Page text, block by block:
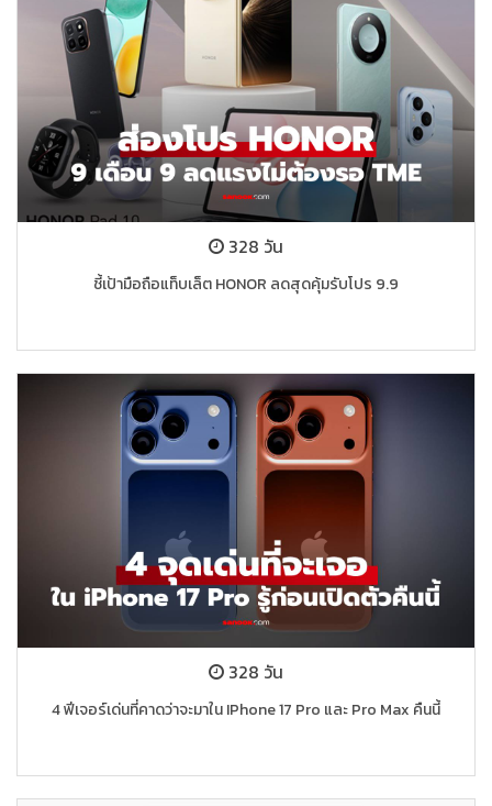
328 วัน
ชี้เป้ามือถือแท็บเล็ต HONOR ลดสุดคุ้มรับโปร 9.9
328 วัน
4 ฟีเจอร์เด่นที่คาดว่าจะมาใน IPhone 17 Pro และ Pro Max คืนนี้